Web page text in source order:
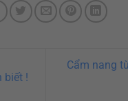
biết !
Cẩm nang